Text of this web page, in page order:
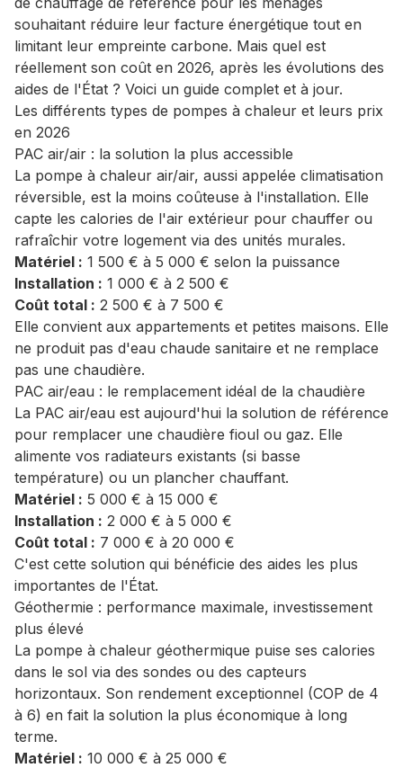
souhaitant réduire leur facture énergétique tout en
limitant leur empreinte carbone. Mais quel est
réellement son coût en 2026, après les évolutions des
aides de l'État ? Voici un guide complet et à jour.
Les différents types de pompes à chaleur et leurs prix
en 2026
PAC air/air : la solution la plus accessible
La pompe à chaleur air/air, aussi appelée climatisation
réversible, est la moins coûteuse à l'installation. Elle
capte les calories de l'air extérieur pour chauffer ou
rafraîchir votre logement via des unités murales.
Matériel : 1 500 € à 5 000 € selon la puissance
Installation : 1 000 € à 2 500 €
Coût total : 2 500 € à 7 500 €
Elle convient aux appartements et petites maisons. Elle
ne produit pas d'eau chaude sanitaire et ne remplace
pas une chaudière.
PAC air/eau : le remplacement idéal de la chaudière
La PAC air/eau est aujourd'hui la solution de référence
pour remplacer une chaudière fioul ou gaz. Elle
alimente vos radiateurs existants (si basse
température) ou un plancher chauffant.
Matériel : 5 000 € à 15 000 €
Installation : 2 000 € à 5 000 €
Coût total : 7 000 € à 20 000 €
C'est cette solution qui bénéficie des aides les plus
importantes de l'État.
Géothermie : performance maximale, investissement
plus élevé
La pompe à chaleur géothermique puise ses calories
dans le sol via des sondes ou des capteurs
horizontaux. Son rendement exceptionnel (COP de 4
à 6) en fait la solution la plus économique à long
terme.
Matériel : 10 000 € à 25 000 €